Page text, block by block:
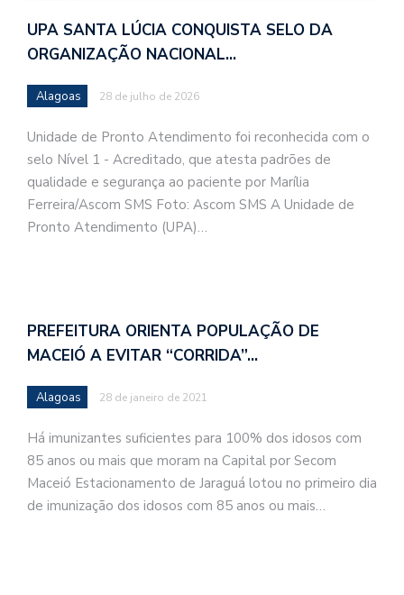
UPA SANTA LÚCIA CONQUISTA SELO DA
ORGANIZAÇÃO NACIONAL…
Alagoas 28 de julho de 2026
Unidade de Pronto Atendimento foi reconhecida com o
selo Nível 1 - Acreditado, que atesta padrões de
qualidade e segurança ao paciente por Marília
Ferreira/Ascom SMS Foto: Ascom SMS A Unidade de
Pronto Atendimento (UPA)…
PREFEITURA ORIENTA POPULAÇÃO DE
MACEIÓ A EVITAR “CORRIDA”…
Alagoas 28 de janeiro de 2021
Há imunizantes suficientes para 100% dos idosos com
85 anos ou mais que moram na Capital por Secom
Maceió Estacionamento de Jaraguá lotou no primeiro dia
de imunização dos idosos com 85 anos ou mais…